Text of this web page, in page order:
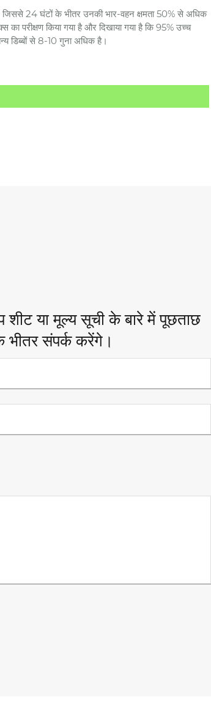
जिससे 24 घंटों के भीतर उनकी भार-वहन क्षमता 50% से अधिक
का परीक्षण किया गया है और दिखाया गया है कि 95% उच्च
डिब्बों से 8-10 गुना अधिक है।
शीट या मूल्य सूची के बारे में पूछताछ
संपर्क करेंगे।